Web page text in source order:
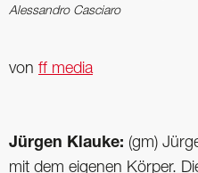
Alessandro Casciaro
von ff media
Jürgen Klauke: (gm)
mit dem eigenen Körper.